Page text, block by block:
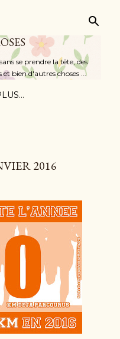
se prendre la tête, des
et bien d'autres choses ...
2016